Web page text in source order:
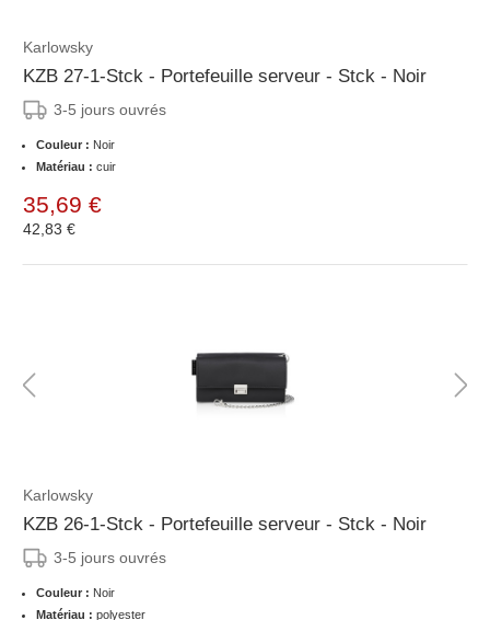
Karlowsky
KZB 27-1-Stck - Portefeuille serveur - Stck - Noir
3-5 jours ouvrés
Couleur : Noir
Matériau : cuir
35,69 €
42,83 €
Karlowsky
KZB 26-1-Stck - Portefeuille serveur - Stck - Noir
3-5 jours ouvrés
Couleur : Noir
Matériau : polyester